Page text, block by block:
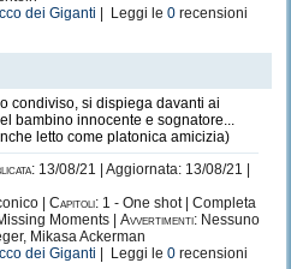
dei Giganti | Leggi le 0 recensioni
condiviso, si dispiega davanti ai
bambino innocente e sognatore...
letto come platonica amicizia)
13/08/21 | Aggiornata: 13/08/21 |
| Capitoli: 1 - One shot | Completa
Moments | Avvertimenti: Nessuno
Mikasa Ackerman
dei Giganti | Leggi le 0 recensioni